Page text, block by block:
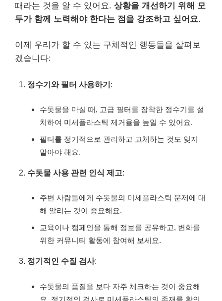
때라는 것을 알 수 있어요. 상황을 개선하기 위해 모
두가 함께 노력해야 한다는 점을 강조하고 싶어요.
이제 우리가 할 수 있는 구체적인 행동들을 살펴보
겠습니다:
정수기와 필터 사용하기:
수돗물을 마실 때, 고급 필터를 장착한 정수기를 설
치하여 미세플라스틱 제거율을 높일 수 있어요.
필터를 정기적으로 관리하고 교체하는 것도 잊지
말아야 해요.
수돗물 사용 관련 인식 제고:
주변 사람들에게 수돗물의 미세플라스틱 문제에 대
해 알리는 것이 중요해요.
교육이나 캠페인을 통해 정보를 공유하고, 변화를
위한 커뮤니티 활동에 참여해 보세요.
정기적인 수질 검사:
수돗물의 품질을 보다 자주 체크하는 것이 중요해
요. 정기적인 검사로 미세플라스틱의 존재를 확인